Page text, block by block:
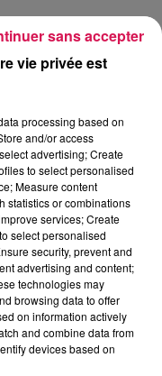
2 min 24 sec
DU CHOCOLAT
vie privée est
processing based on
and/or access
advertising; Create
to select personalised
Measure content
statistics or combinations
services; Create
select personalised
security, prevent and
advertising and content;
technologies may
browsing data to offer
on information actively
and combine data from
devices based on
sans accepter